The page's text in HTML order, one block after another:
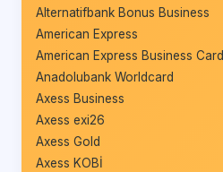
Alternatifbank Bonus Business
American Express
American Express Business Card
Anadolubank Worldcard
Axess Business
Axess exi26
Axess Gold
Axess KOBİ